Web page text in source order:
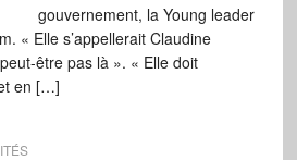
gouvernement, la Young leader
« Elle s’appellerait Claudine
être pas là ». « Elle doit
en […]